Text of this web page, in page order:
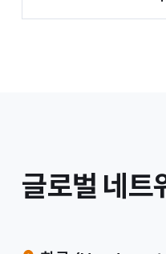
글로벌 네트